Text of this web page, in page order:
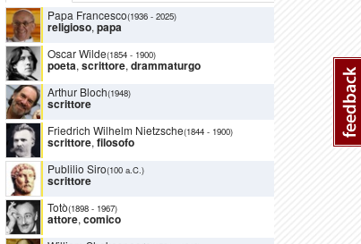
Papa Francesco(1936 - 2025)
religioso, papa
Oscar Wilde(1854 - 1900)
poeta, scrittore, drammaturgo
Arthur Bloch(1948)
scrittore
Friedrich Wilhelm Nietzsche(1844 - 1900)
scrittore, filosofo
Publilio Siro(100 a.C.)
scrittore
Totò(1898 - 1967)
attore, comico